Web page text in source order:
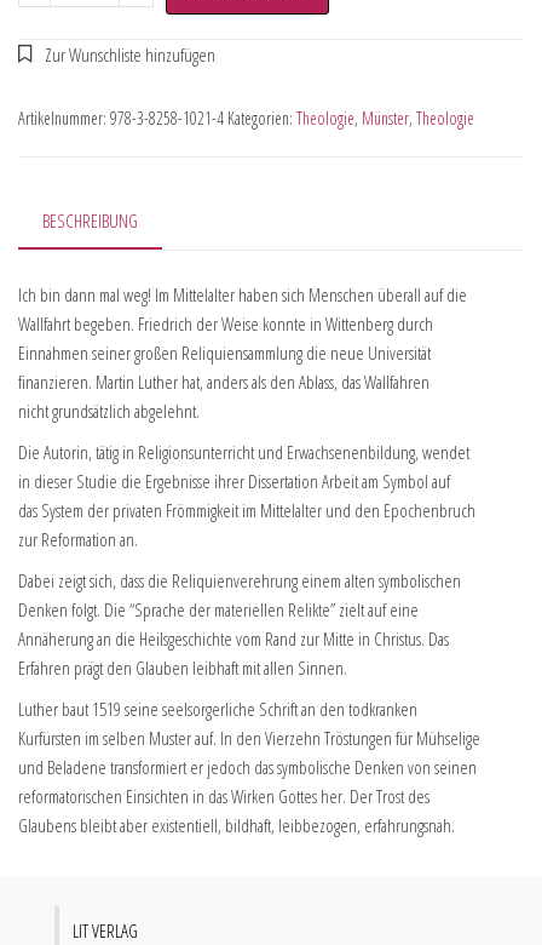
Artikelnummer: 978-3-8258-1021-4 Kategorien: Theologie, Münster, Theologie
BESCHREIBUNG
Ich bin dann mal weg! Im Mittelalter haben sich Menschen überall auf die
Wallfahrt begeben. Friedrich der Weise konnte in Wittenberg durch
Einnahmen seiner großen Reliquiensammlung die neue Universität
finanzieren. Martin Luther hat, anders als den Ablass, das Wallfahren
nicht grundsätzlich abgelehnt.
Die Autorin, tätig in Religionsunterricht und Erwachsenenbildung, wendet
in dieser Studie die Ergebnisse ihrer Dissertation Arbeit am Symbol auf
das System der privaten Frömmigkeit im Mittelalter und den Epochenbruch
zur Reformation an.
Dabei zeigt sich, dass die Reliquienverehrung einem alten symbolischen
Denken folgt. Die “Sprache der materiellen Relikte” zielt auf eine
Annäherung an die Heilsgeschichte vom Rand zur Mitte in Christus. Das
Erfahren prägt den Glauben leibhaft mit allen Sinnen.
Luther baut 1519 seine seelsorgerliche Schrift an den todkranken
Kurfürsten im selben Muster auf. In den Vierzehn Tröstungen für Mühselige
und Beladene transformiert er jedoch das symbolische Denken von seinen
reformatorischen Einsichten in das Wirken Gottes her. Der Trost des
Glaubens bleibt aber existentiell, bildhaft, leibbezogen, erfahrungsnah.
LIT VERLAG